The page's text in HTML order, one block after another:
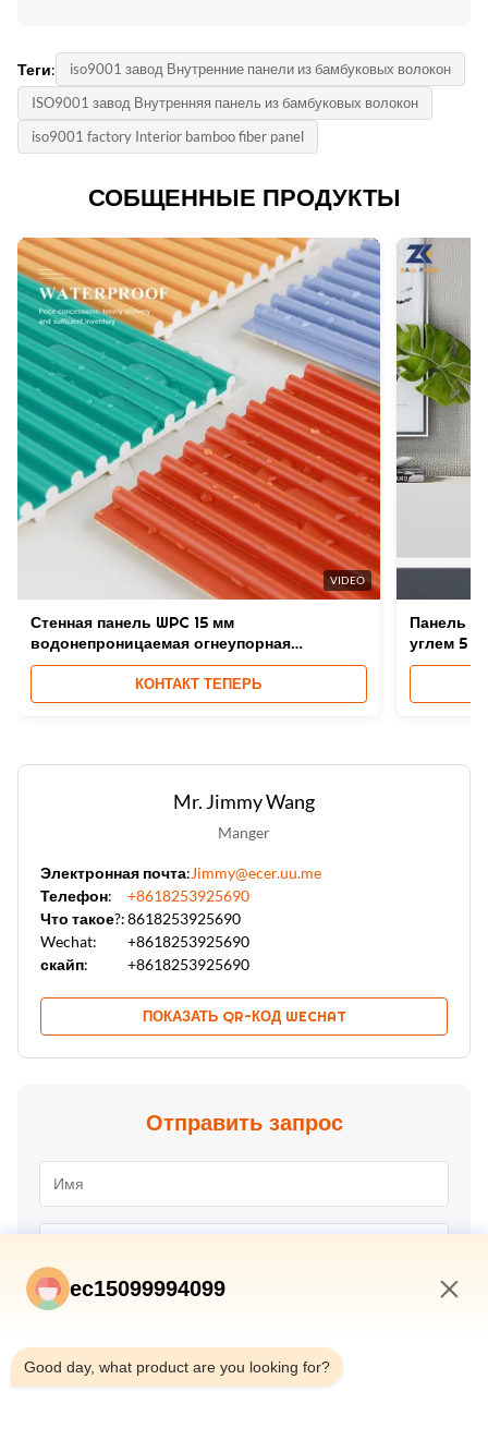
Теги:
iso9001 завод Внутренние панели из бамбуковых волокон
ISO9001 завод Внутренняя панель из бамбуковых волокон
iso9001 factory Interior bamboo fiber panel
СОБЩЕННЫЕ ПРОДУКТЫ
VIDEO
Стенная панель WPC 15 мм
водонепроницаемая огнеупорная
композиция из ПВХ
КОНТАКТ ТЕПЕРЬ
Панель
углем 5
Mr. Jimmy Wang
Manger
Электронная почта:Jimmy@ecer.uu.me
Телефон:
+8618253925690
Что такое?:8618253925690
Wechat:
+8618253925690
скайп:
+8618253925690
ПОКАЗАТЬ QR-КОД WECHAT
Отправить запрос
ec15099994099
Good day, what product are you looking for?